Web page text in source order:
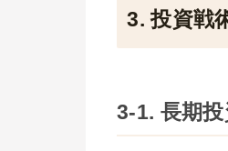
3. 投資戦
3-1. 長期